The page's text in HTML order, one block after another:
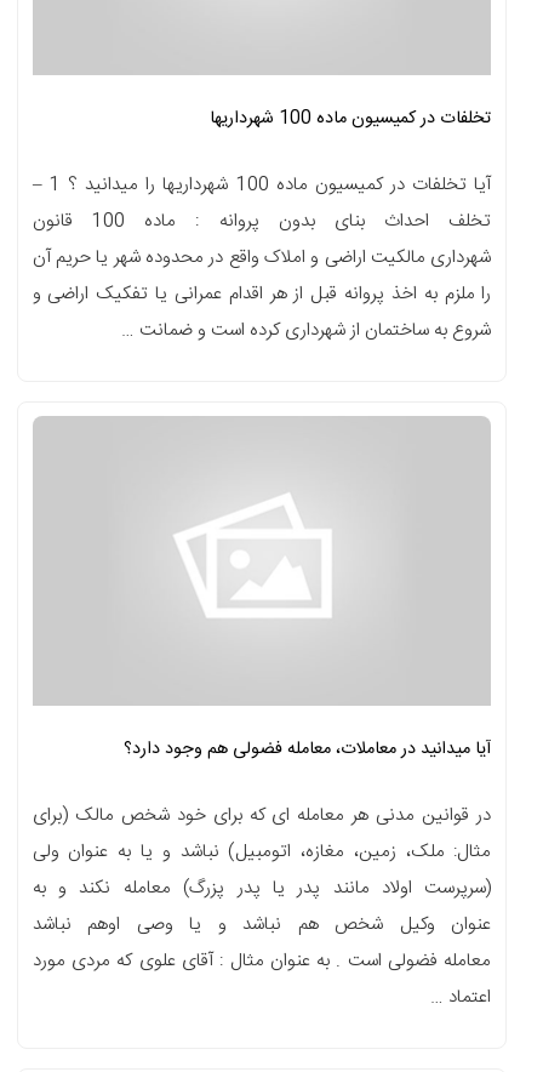
تخلفات در کمیسیون ماده 100 شهرداریها
آیا تخلفات در کمیسیون ماده 100 شهرداریها را میدانید ؟ 1 –
تخلف احداث بنای بدون پروانه : ماده 100 قانون
شهرداری مالکیت اراضی و املاک واقع در محدوده شهر یا حریم آن
را ملزم به اخذ پروانه قبل از هر اقدام عمرانی یا تفکیک اراضی و
شروع به ساختمان از شهرداری کرده است و ضمانت …
آیا میدانید در معاملات، معامله فضولی هم وجود دارد؟
در قوانین مدنی هر معامله ای که برای خود شخص مالک (برای
مثال: ملک، زمین، مغازه، اتومبیل) نباشد و یا به عنوان ولی
(سرپرست اولاد مانند پدر یا پدر پزرگ) معامله نکند و به
عنوان وکیل شخص هم نباشد و یا وصی اوهم نباشد
معامله فضولی است . به عنوان مثال : آقای علوی که مردی مورد
اعتماد …